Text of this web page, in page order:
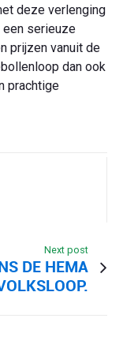
deze verlenging
een serieuze
prijzen vanuit de
dan ook
prachtige
Next post
DE HEMA